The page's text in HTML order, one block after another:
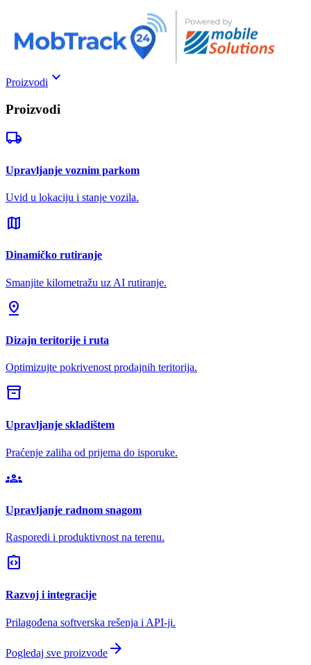
Proizvodi keyboard_arrow_down
Proizvodi
local_shipping
Upravljanje voznim parkom
Uvid u lokaciju i stanje vozila.
map
Dinamičko rutiranje
Smanjite kilometražu uz AI rutiranje.
pin_drop
Dizajn teritorije i ruta
Optimizujte pokrivenost prodajnih teritorija.
inventory_2
Upravljanje skladištem
Praćenje zaliha od prijema do isporuke.
groups
Upravljanje radnom snagom
Rasporedi i produktivnost na terenu.
integration_instructions
Razvoj i integracije
Prilagođena softverska rešenja i API-ji.
Pogledaj sve proizvode arrow_forward